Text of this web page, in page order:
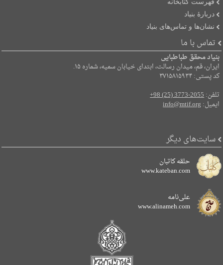
دربارۀ بنیاد
نشان‌ها و تماس‌های بنیاد
تماس با ما
بنیاد محقق طباطبایی
ایران، قم، میدان رسالت، ابتدای خیابان سمیه، شماره ۱۵.
کد پستی: ۳۷۱۵۸۱۵۹۳۴
تلفن:+98 (25) 3773-2055
ایمیل:info@mtif.org
سایت‌های دیگر
حلقه کاتبان
www.kateban.com
علی‌نامه
www.alinameh.com